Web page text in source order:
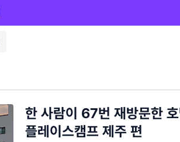
한 사람이 67번 재방문한
플레이스캠프 제주 편